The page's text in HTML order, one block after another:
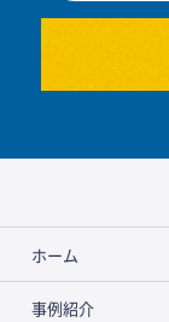
ホーム
事例紹介